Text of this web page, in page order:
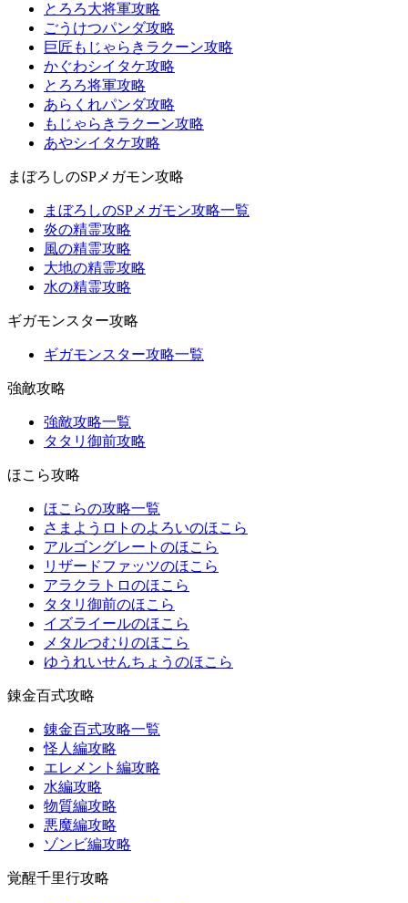
とろろ大将軍攻略
ごうけつパンダ攻略
巨匠もじゃらきラクーン攻略
かぐわシイタケ攻略
とろろ将軍攻略
あらくれパンダ攻略
もじゃらきラクーン攻略
あやシイタケ攻略
まぼろしのSPメガモン攻略
まぼろしのSPメガモン攻略一覧
炎の精霊攻略
風の精霊攻略
大地の精霊攻略
水の精霊攻略
ギガモンスター攻略
ギガモンスター攻略一覧
強敵攻略
強敵攻略一覧
タタリ御前攻略
ほこら攻略
ほこらの攻略一覧
さまようロトのよろいのほこら
アルゴングレートのほこら
リザードファッツのほこら
アラクラトロのほこら
タタリ御前のほこら
イズライールのほこら
メタルつむりのほこら
ゆうれいせんちょうのほこら
錬金百式攻略
錬金百式攻略一覧
怪人編攻略
エレメント編攻略
水編攻略
物質編攻略
悪魔編攻略
ゾンビ編攻略
覚醒千里行攻略